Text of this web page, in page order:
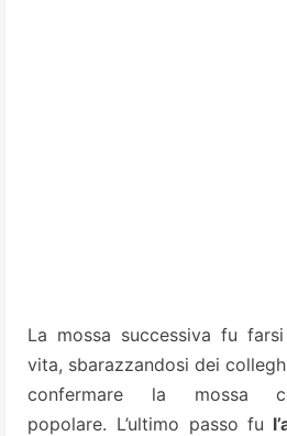
La mossa successiva fu
vita, sbarazzandosi dei
confermare la mossa
popolare. L’ultimo passo fu